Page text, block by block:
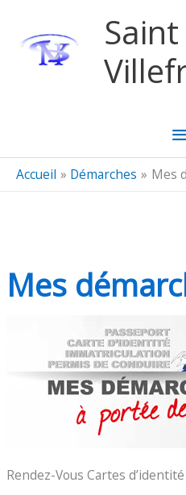
Accueil Démarches Mes
Mes
Rendez-Vous Cartes